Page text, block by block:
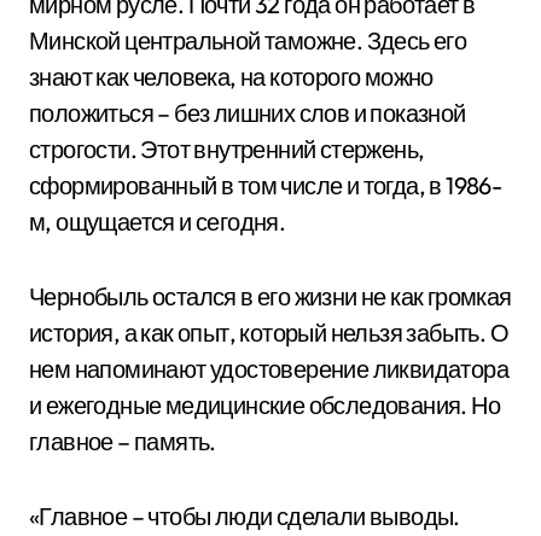
Минской центральной таможне. Здесь его
знают как человека, на которого можно
положиться – без лишних слов и показной
строгости. Этот внутренний стержень,
сформированный в том числе и тогда, в 1986-
м, ощущается и сегодня.
Чернобыль остался в его жизни не как громкая
история, а как опыт, который нельзя забыть. О
нем напоминают удостоверение ликвидатора
и ежегодные медицинские обследования. Но
главное – память.
«Главное – чтобы люди сделали выводы.